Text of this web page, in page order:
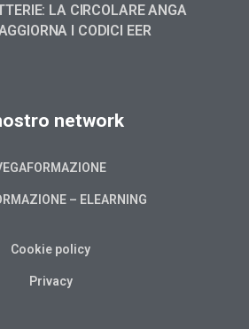
LA CIRCOLARE ANGA
I CODICI EER
network
– ELEARNING
Cookie policy
Privacy